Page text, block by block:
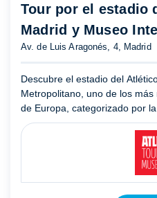
Tour por el estadio
Madrid y Museo
Av. de Luis Aragonés, 4, Madrid
Descubre el estadio del
Metropolitano, uno de los
de Europa, categorizado por la
Te sentirás como un